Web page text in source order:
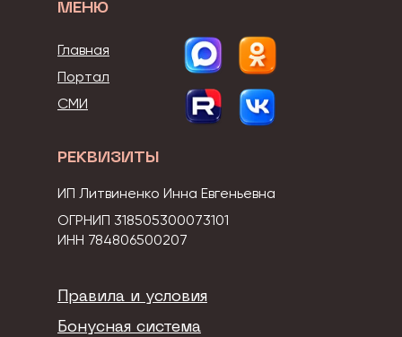
МЕНЮ
РЕКВИЗИТЫ
Правила и условия
Бонусная система
Главная
Портал
СМИ
ИП Литвиненко Инна Евгеньевна
ОГРНИП 318505300073101
ИНН 784806500207